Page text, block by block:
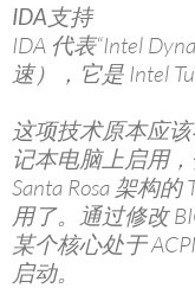
IDA支持
IDA 代表“Intel
速），它是 Intel
这项技术原本应该
记本电脑上启用
Santa Rosa 架构
用了。通过修改
某个核心处于
启动。